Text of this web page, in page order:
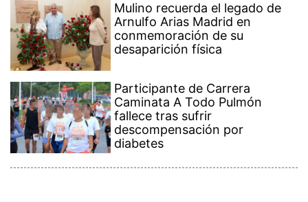
Mulino recuerda el legado de
Arnulfo Arias Madrid en
conmemoración de su
desaparición física
Participante de Carrera
Caminata A Todo Pulmón
fallece tras sufrir
descompensación por
diabetes